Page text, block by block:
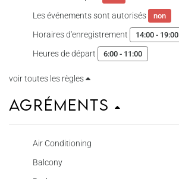
Les événements sont autorisés non
Horaires d'enregistrement 14:00 - 19:00
Heures de départ 6:00 - 11:00
voir toutes les règles
Agréments
Air Conditioning
Balcony